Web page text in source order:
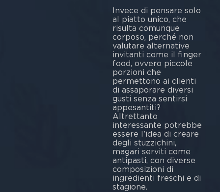
Invece di pensare solo
al piatto unico, che
risulta comunque
corposo, perché non
valutare alternative
invitanti come il finger
food, ovvero piccole
porzioni che
permettono ai clienti
di assaporare diversi
gusti senza sentirsi
appesantiti?
Altrettanto
interessante potrebbe
essere l’idea di creare
degli stuzzichini,
magari serviti come
antipasti, con diverse
composizioni di
ingredienti freschi e di
stagione.